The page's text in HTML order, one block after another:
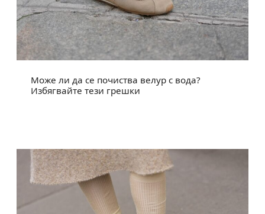
Може ли да се почиства велур с вода?
Избягвайте тези грешки